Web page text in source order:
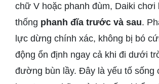
chữ V hoặc phanh đùm, Daiki
thống phanh đĩa trước và sau.
lực dừng chính xác, không bị bó
động ổn định ngay cả khi đi dưới
đường bùn lầy. Đây là yếu tố sống